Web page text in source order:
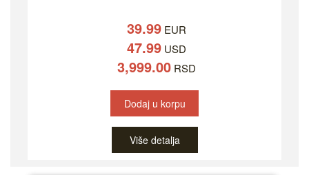
39.99EUR
47.99USD
3,999.00RSD
Dodaj u korpu
Više detalja